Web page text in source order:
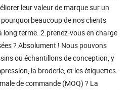
leur valeur de marque sur un
beaucoup de nos clients
terme. 2.prenez-vous en charge
? Absolument ! Nous pouvons
ou échantillons de conception, y
la broderie, et les étiquettes.
de commande (MOQ) ? La